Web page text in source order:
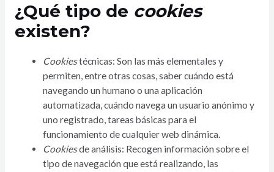
¿Qué tipo de cookies
existen?
Cookiestécnicas: Son las más elementales y
permiten, entre otras cosas, saber cuándo está
navegando un humano o una aplicación
automatizada, cuándo navega un usuario anónimo y
uno registrado, tareas básicas para el
funcionamiento de cualquier web dinámica.
Cookiesde análisis: Recogen información sobre el
tipo de navegación que está realizando, las